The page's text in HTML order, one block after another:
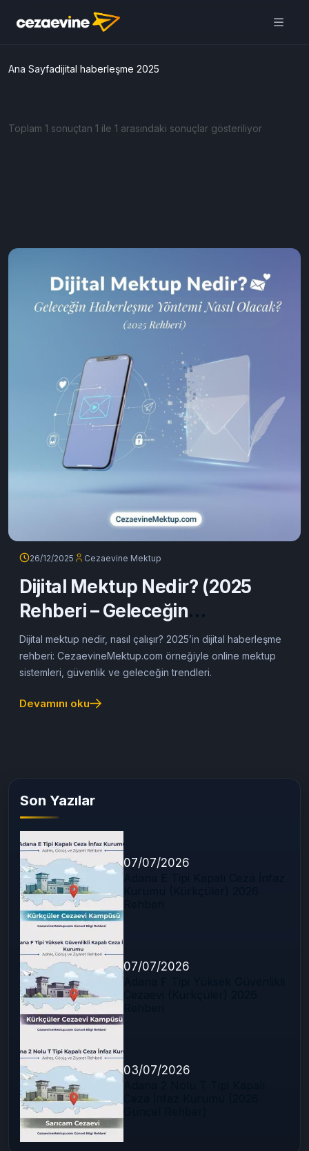
Ana Sayfadijital haberleşme 2025
Toplam 1 sonuçtan 1 ile 1 arasındaki sonuçlar gösteriliyor
26/12/2025 Cezaevine Mektup
Dijital Mektup Nedir? (2025
Rehberi – Geleceğin
Haberleşme Yöntemi)
Dijital mektup nedir, nasıl çalışır? 2025’in dijital haberleşme
rehberi: CezaevineMektup.com örneğiyle online mektup
sistemleri, güvenlik ve geleceğin trendleri.
Devamını oku
Son Yazılar
07/07/2026
07/07/2026
03/07/2026